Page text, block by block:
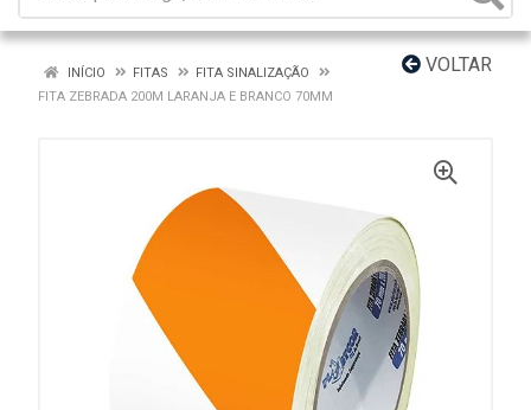
VOLTAR
INÍCIO FITAS
FITA SINALIZAÇÃO
FITA ZEBRADA 200M LARANJA E BRANCO 70MM